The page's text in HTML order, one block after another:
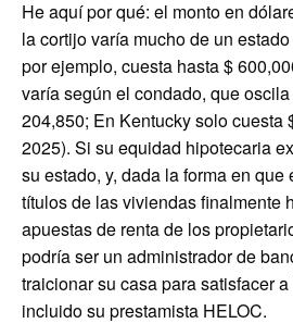
He aquí por qué: el monto en
la cortijo varía mucho de un
por ejemplo, cuesta hasta $
varía según el condado, que
204,850; En Kentucky solo cuesta
2025). Si su equidad hipotecaria
su estado, y, dada la forma en que
títulos de las viviendas finalmente
apuestas de renta de los
podría ser un administrador de
traicionar su casa para satisfacer
incluido su prestamista HELOC.